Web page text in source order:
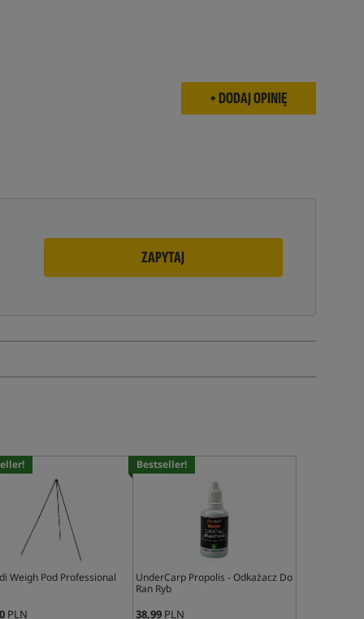
ZAPYTAJ
Weigh Pod Professional
PLN
Bestseller!
UnderCarp Propolis - Odkażacz Do
Ran Ryb
38,99PLN